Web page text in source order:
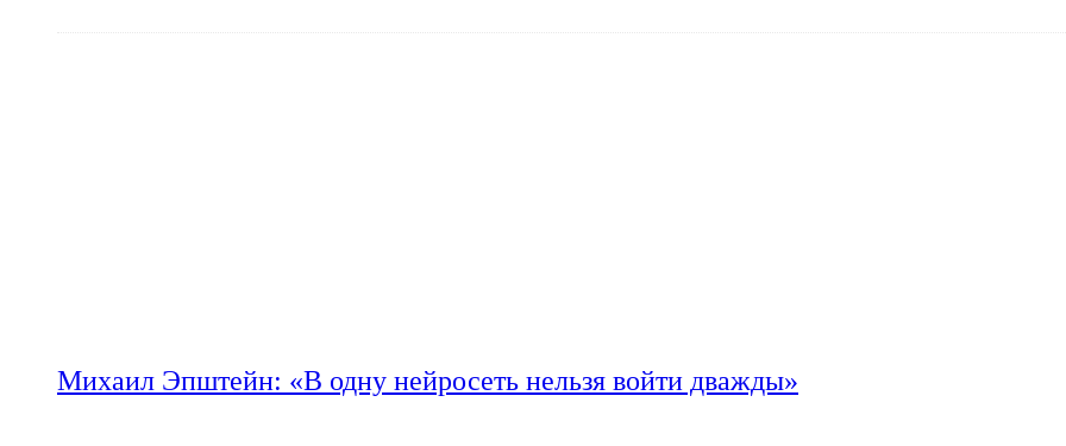
Михаил Эпштейн: «В одну нейросеть нельзя войти дважды»